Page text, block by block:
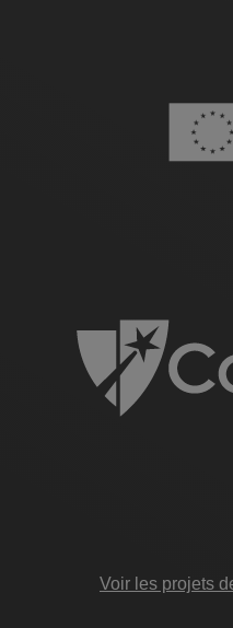
Image
Voir les projets